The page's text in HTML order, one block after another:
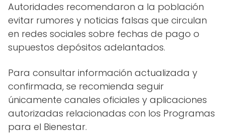
Autoridades recomendaron a la población
evitar rumores y noticias falsas que circulan
en redes sociales sobre fechas de pago o
supuestos depósitos adelantados.
Para consultar información actualizada y
confirmada, se recomienda seguir
únicamente canales oficiales y aplicaciones
autorizadas relacionadas con los Programas
para el Bienestar.